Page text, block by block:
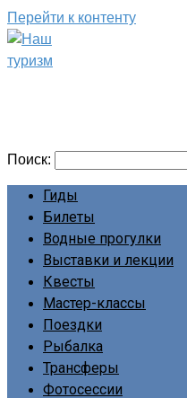
Перейти к контенту
Поиск:
Гиды
Билеты
Водные прогулки
Выставки и лекции
Квесты
Мастер-классы
Поездки
Рыбалка
Трансферы
Фотосессии